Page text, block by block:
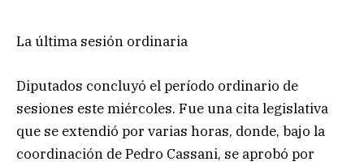
La última sesión ordinaria
Diputados concluyó el período ordinario de
sesiones este miércoles. Fue una cita legislativa
que se extendió por varias horas, donde, bajo la
coordinación de Pedro Cassani, se aprobó por